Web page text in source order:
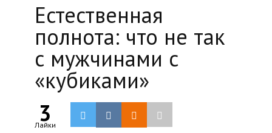
Естественная
полнота: что не так
с мужчинами с
«кубиками»
3
Лайки